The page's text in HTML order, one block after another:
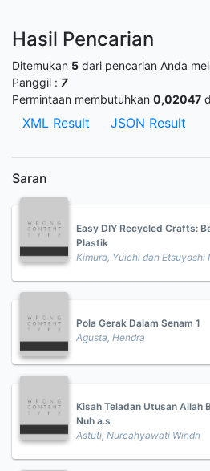
Hasil Pencarian
Ditemukan 5 dari pencarian Anda
Panggil : 7
Permintaan membutuhkan 0,02047
XML Result JSON Result
Saran
Easy DIY Recycled Crafts:
Plastik
Kimura, Yuichi dan Etsuyoshi
Pola Gerak Dalam Senam 1
Agusta, Hendra
Kisah Teladan Utusan Allah
Nuh a.s
Astuti, Nurcahyawati Windri